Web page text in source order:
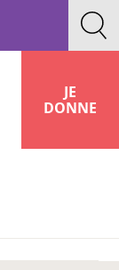
JE
DONNE